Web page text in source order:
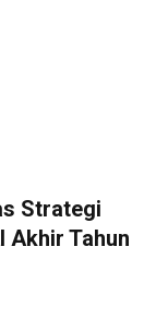
Strategi
Akhir Tahun